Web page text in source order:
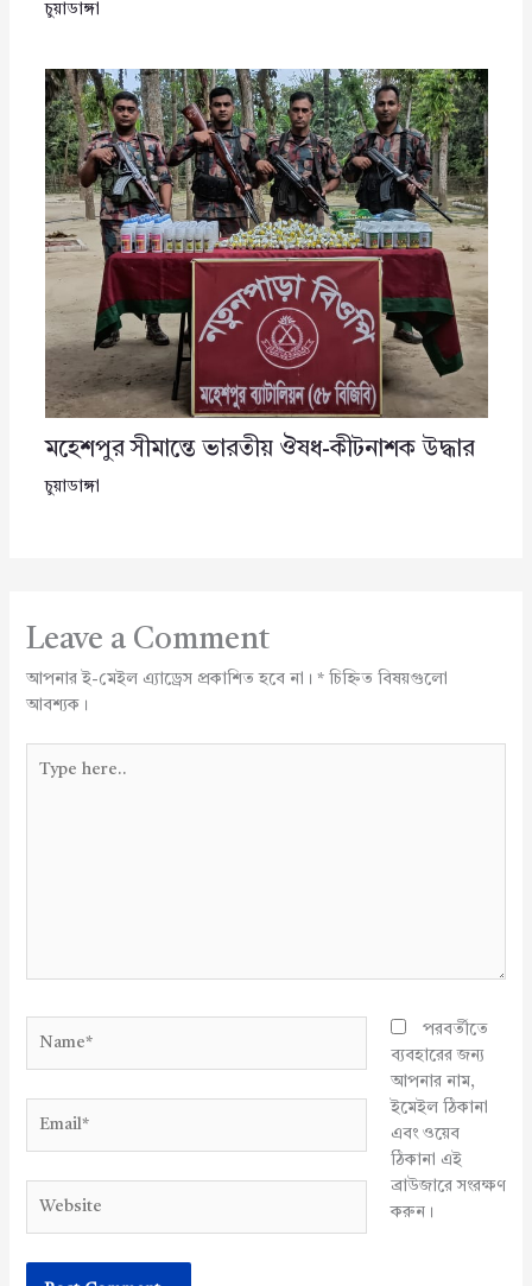
চুয়াডাঙ্গা
মহেশপুর সীমান্তে ভারতীয় ঔষধ-কীটনাশক উদ্ধার
চুয়াডাঙ্গা
Leave a Comment
আপনার ই-মেইল এ্যাড্রেস প্রকাশিত হবে না। *চিহ্নিত বিষয়গুলো
আবশ্যক।
here..
পরবর্তীতে
ব্যবহারের জন্য
আপনার নাম,
ইমেইল ঠিকানা
এবং ওয়েব
ঠিকানা এই
ব্রাউজারে সংরক্ষণ
করুন।